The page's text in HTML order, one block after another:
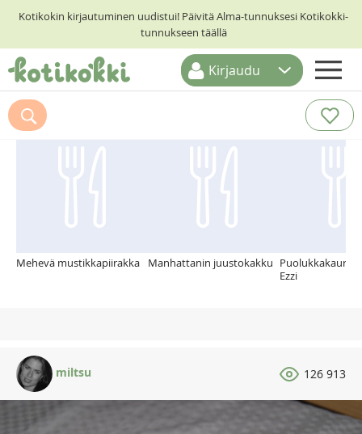
Kotikokin kirjautuminen uudistui! Päivitä Alma-tunnuksesi Kotikokki-
tunnukseen täällä
ETUSIVU
RESEPTIHAKU
Kirjaudu
Suosittelemme myös
Mehevä mustikkapiirakka Manhattanin juustokakku
Ezzi
miltsu 126 913